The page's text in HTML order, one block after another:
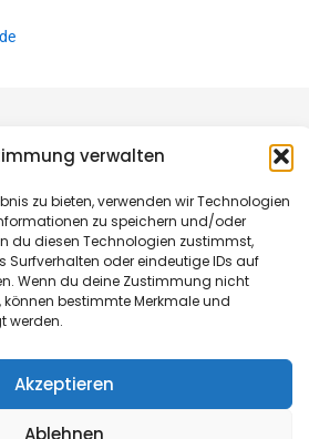
verwalten
zu bieten, verwenden wir Technologien
zu speichern und/oder
du diesen Technologien zustimmst,
Surfverhalten oder eindeutige IDs auf
Wenn du deine Zustimmung nicht
können bestimmte Merkmale und
werden.
Akzeptieren
Ablehnen
& Co. KG
Made with ♥ by HLT GmbH & Co. KG